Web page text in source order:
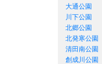
大通公園
川下公園
北郷公園
北発寒公園
清田南公園
創成川公園